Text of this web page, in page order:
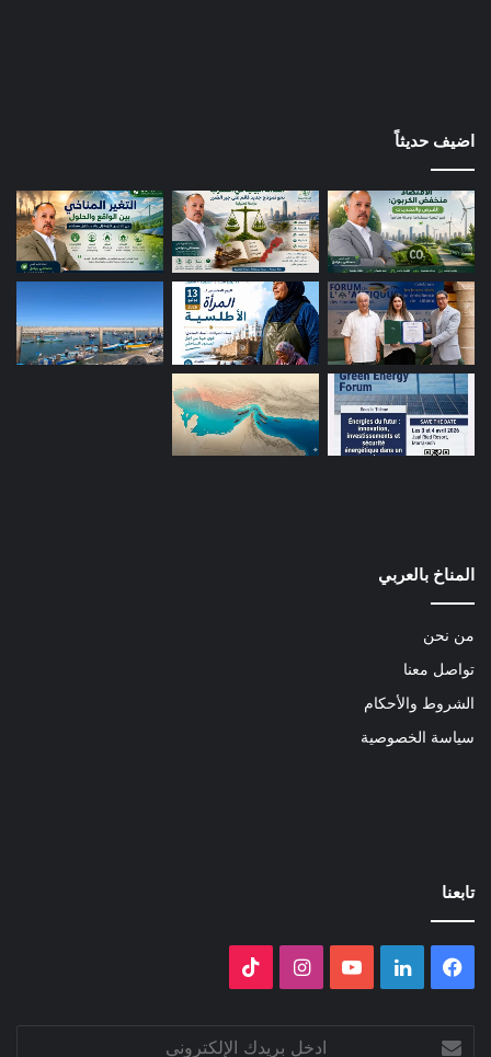
اضيف حديثاً
المناخ بالعربي
من نحن
تواصل معنا
الشروط والأحكام
سياسة الخصوصية
تابعنا
فيسبوك لينكدإن ‫YouTubeانستقرام
ادخل